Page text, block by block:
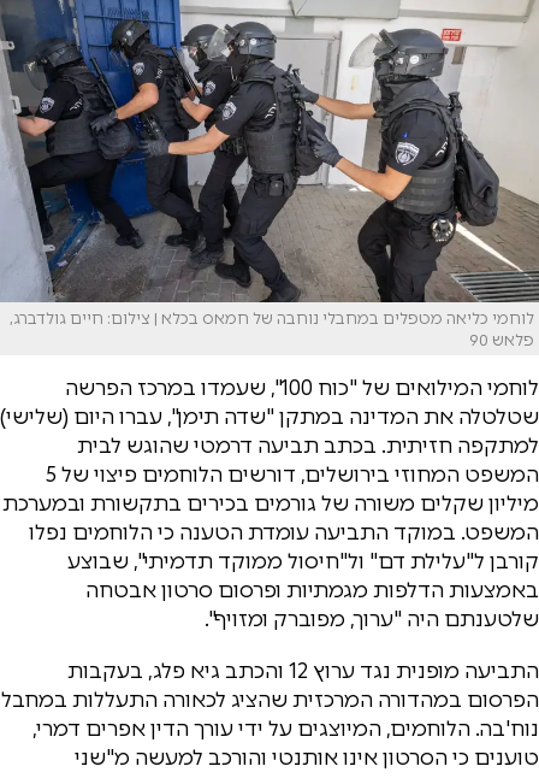
לוחמי כליאה מטפלים במחבלי נוחבה של חמאס בכלא | צילום: חיים גולדברג,
פלאש 90
לוחמי המילואים של "כוח 100", שעמדו במרכז הפרשה
שטלטלה את המדינה במתקן "שדה תימן", עברו היום (שלישי)
למתקפה חזיתית. בכתב תביעה דרמטי שהוגש לבית
המשפט המחוזי בירושלים, דורשים הלוחמים פיצוי של 5
מיליון שקלים משורה של גורמים בכירים בתקשורת ובמערכת
המשפט. במוקד התביעה עומדת הטענה כי הלוחמים נפלו
קורבן ל"עלילת דם" ול"חיסול ממוקד תדמיתי", שבוצע
באמצעות הדלפות מגמתיות ופרסום סרטון אבטחה
שלטענתם היה "ערוך, מפוברק ומזויף".
התביעה מופנית נגד ערוץ 12 והכתב גיא פלג, בעקבות
הפרסום במהדורה המרכזית שהציג לכאורה התעללות במחבל
נוח'בה. הלוחמים, המיוצגים על ידי עורך הדין אפרים דמרי,
טוענים כי הסרטון אינו אותנטי והורכב למעשה מ"שני